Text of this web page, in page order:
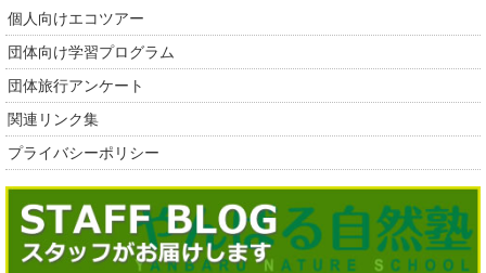
個人向けエコツアー
団体向け学習プログラム
団体旅行アンケート
関連リンク集
プライバシーポリシー